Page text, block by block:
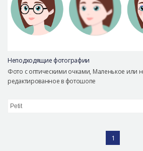
Неподходящие фотографии
Фото с оптическими очками, Маленькое или
редактированное в фотошопе
1